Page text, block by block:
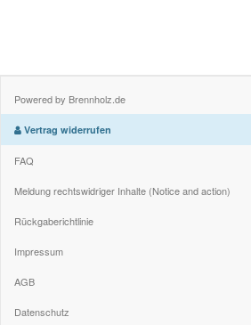
Powered by Brennholz.de
Vertrag widerrufen
FAQ
Meldung rechtswidriger Inhalte (Notice and action)
Rückgaberichtlinie
Impressum
AGB
Datenschutz